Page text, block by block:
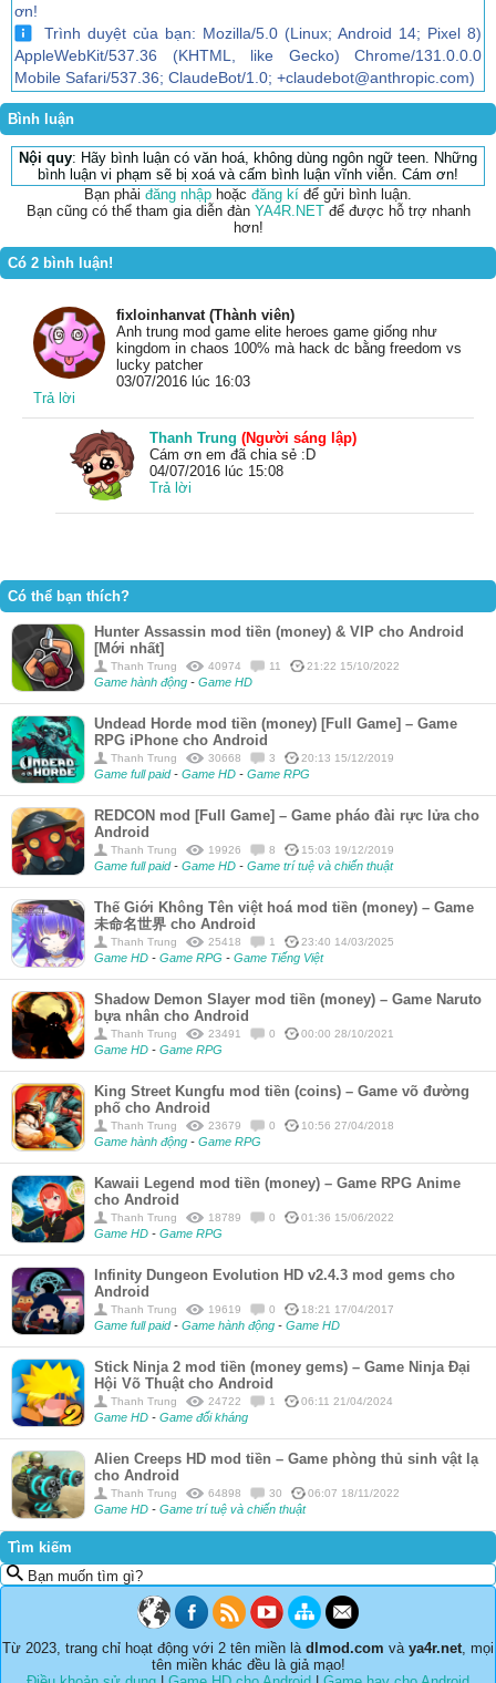
ơn!
Trình duyệt của bạn: Mozilla/5.0 (Linux; Android 14; Pixel 8)
AppleWebKit/537.36 (KHTML, like Gecko) Chrome/131.0.0.0
Mobile Safari/537.36; ClaudeBot/1.0; +claudebot@anthropic.com)
Bình luận
Nội quy: Hãy bình luận có văn hoá, không dùng ngôn ngữ teen. Những
bình luận vi phạm sẽ bị xoá và cấm bình luận vĩnh viễn. Cám ơn!
Bạn phải đăng nhập hoặc đăng kí để gửi bình luận.
Bạn cũng có thể tham gia diễn đàn YA4R.NETđể được hỗ trợ nhanh
hơn!
Có 2 bình luận!
fixloinhanvat (Thành viên)
Anh trung mod game elite heroes game giống như
kingdom in chaos 100% mà hack dc bằng freedom vs
lucky patcher
03/07/2016 lúc 16:03
Trả lời
Thanh Trung (Người sáng lập)
Cám ơn em đã chia sẻ :D
04/07/2016 lúc 15:08
Trả lời
Có thể bạn thích?
Hunter Assassin mod tiền (money) & VIP cho Android
[Mới nhất]
Thanh Trung 40974 11 21:22 15/10/2022
Game hành động - Game HD
Undead Horde mod tiền (money) [Full Game] – Game
RPG iPhone cho Android
Thanh Trung 30668 3 20:13 15/12/2019
Game full paid- Game HD - Game RPG
REDCON mod [Full Game] – Game pháo đài rực lửa cho
Android
Thanh Trung 19926 8 15:03 19/12/2019
Game full paid- Game HD - Game trí tuệ và chiến thuật
Thế Giới Không Tên việt hoá mod tiền (money) – Game
未命名世界 cho Android
Thanh Trung 25418 1 23:40 14/03/2025
Game HD - Game RPG - Game Tiếng Việt
Shadow Demon Slayer mod tiền (money) – Game Naruto
bựa nhân cho Android
Thanh Trung 23491 0 00:00 28/10/2021
Game HD - Game RPG
King Street Kungfu mod tiền (coins) – Game võ đường
phố cho Android
Thanh Trung 23679 0 10:56 27/04/2018
Game hành động - Game RPG
Kawaii Legend mod tiền (money) – Game RPG Anime
cho Android
Thanh Trung 18789 0 01:36 15/06/2022
Game HD - Game RPG
Infinity Dungeon Evolution HD v2.4.3 mod gems cho
Android
Thanh Trung 19619 0 18:21 17/04/2017
Game full paid- Game hành động - Game HD
Stick Ninja 2 mod tiền (money gems) – Game Ninja Đại
Hội Võ Thuật cho Android
Thanh Trung 24722 1 06:11 21/04/2024
Game HD - Game đối kháng
Alien Creeps HD mod tiền – Game phòng thủ sinh vật lạ
cho Android
Thanh Trung 64898 30 06:07 18/11/2022
Game HD - Game trí tuệ và chiến thuật
Tìm kiếm
Bạn muốn tìm gì?
Từ 2023, trang chỉ hoạt động với 2 tên miền là dlmod.com và ya4r.net, mọi
tên miền khác đều là giả mạo!